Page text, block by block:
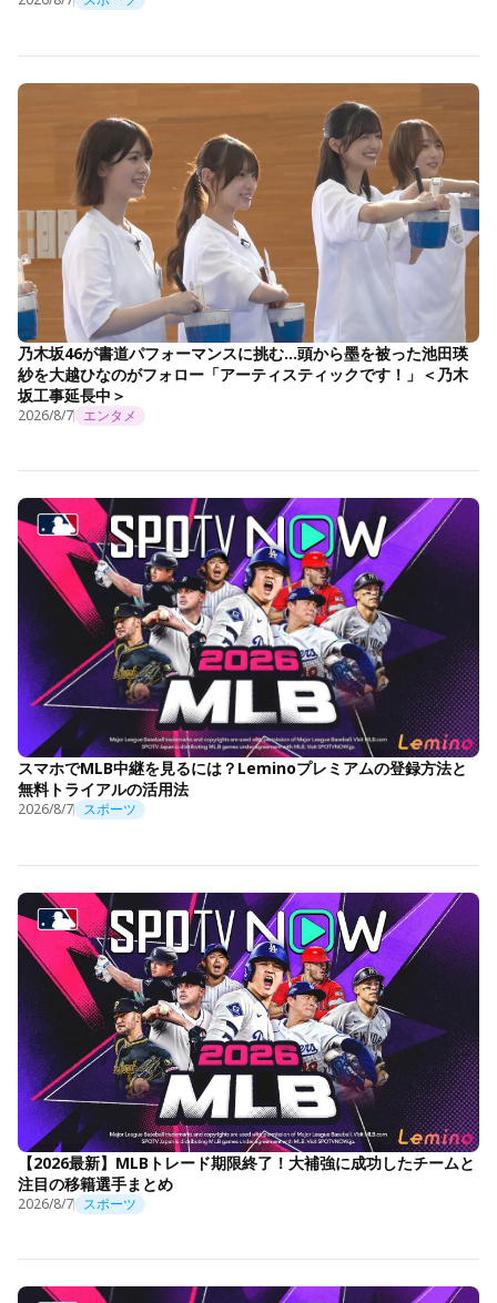
乃木坂46が書道パフォーマンスに挑む…頭から墨を被った池田瑛
紗を大越ひなのがフォロー「アーティスティックです！」＜乃木
坂工事延長中＞
2026/8/7 エンタメ
スマホでMLB中継を見るには？Leminoプレミアムの登録方法と
無料トライアルの活用法
2026/8/7 スポーツ
【2026最新】MLBトレード期限終了！大補強に成功したチームと
注目の移籍選手まとめ
2026/8/7 スポーツ